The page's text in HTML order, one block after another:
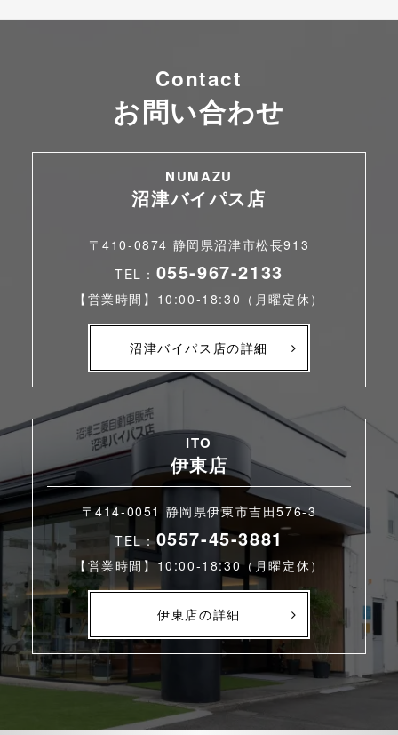
Contact
お問い合わせ
NUMAZU
沼津バイパス店
〒410-0874 静岡県沼津市松長913
TEL： 055-967-2133
【営業時間】10:00-18:30（月曜定休）
沼津バイパス店の詳細
ITO
伊東店
〒414-0051 静岡県伊東市吉田576-3
TEL：0557-45-3881
【営業時間】10:00-18:30（月曜定休）
伊東店の詳細